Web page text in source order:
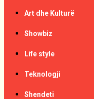
Art dhe Kulturë
Showbiz
Life style
Teknologji
Shendeti